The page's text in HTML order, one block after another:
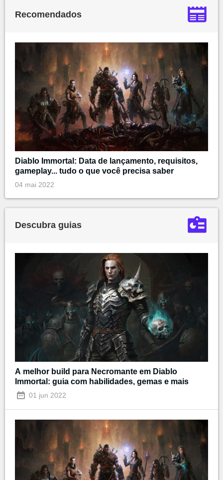
Recomendados
Diablo Immortal: Data de lançamento, requisitos,
gameplay... tudo o que você precisa saber
04 mai 2022
Descubra guias
A melhor build para Necromante em Diablo
Immortal: guia com habilidades, gemas e mais
01 jun 2022